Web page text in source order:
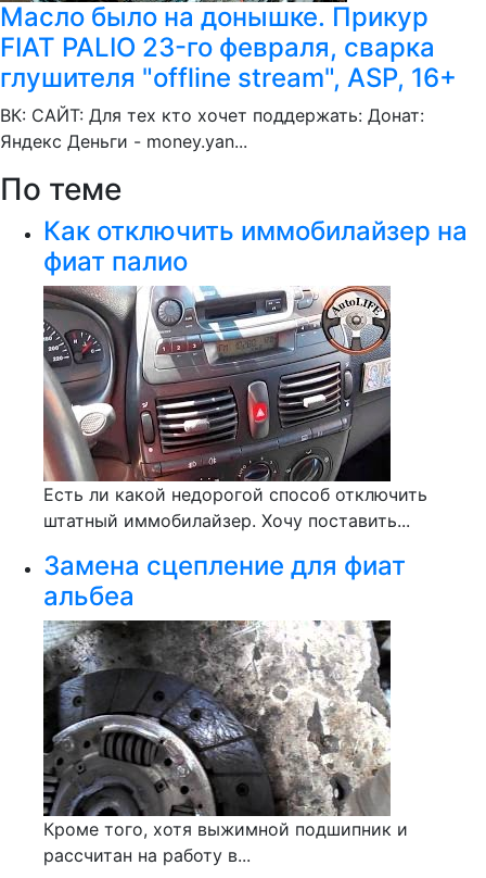
Масло было на донышке. Прикур
FIAT PALIO 23-го февраля, сварка
глушителя "offline stream", ASP, 16+
ВК: САЙТ: Для тех кто хочет поддержать: Донат:
Яндекс Деньги - money.yan...
По теме
Как отключить иммобилайзер на
фиат палио
Есть ли какой недорогой способ отключить
штатный иммобилайзер. Хочу поставить...
Замена сцепление для фиат
альбеа
Кроме того, хотя выжимной подшипник и
рассчитан на работу в...